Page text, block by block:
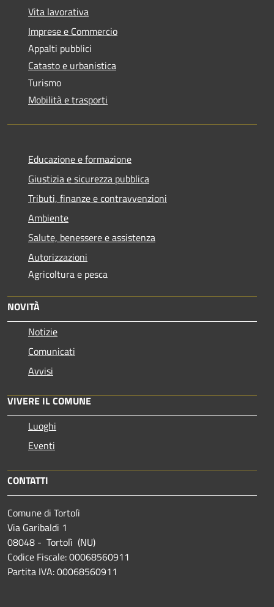
Vita lavorativa
Imprese e Commercio
Appalti pubblici
Catasto e urbanistica
Turismo
Mobilità e trasporti
Educazione e formazione
Giustizia e sicurezza pubblica
Tributi, finanze e contravvenzioni
Ambiente
Salute, benessere e assistenza
Autorizzazioni
Agricoltura e pesca
NOVITÀ
Notizie
Comunicati
Avvisi
VIVERE IL COMUNE
Luoghi
Eventi
CONTATTI
Comune di Tortolì
Via Garibaldi 1
08048 - Tortolì (NU)
Codice Fiscale: 00068560911
Partita IVA: 00068560911